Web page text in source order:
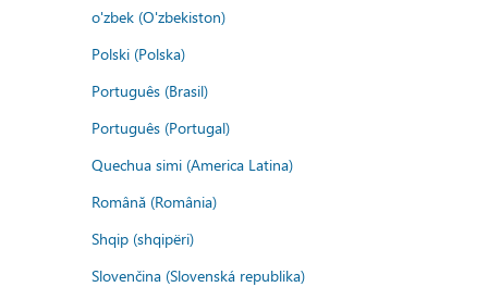
o'zbek (O'zbekiston)
Polski (Polska)
Português (Brasil)
Português (Portugal)
Quechua simi (America Latina)
Română (România)
Shqip (shqipëri)
Slovenčina (Slovenská republika)